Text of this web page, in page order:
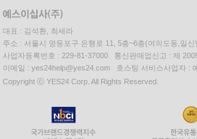
대표 : 김석환, 최세라
주소 : 서울시 영등포구 은행로 11, 5층~6층(여의도동,일신
사업자등록번호 : 229-81-37000 통신판매업신고 : 제
이메일 : yes24help@yes24.com 호스팅 서비스사업자 :
Copyright ⓒ YES24 Corp. All Rights Reserved.